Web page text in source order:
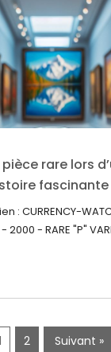
rare lors
la Monnaie
Variété « P »
: CURRENCY-
2000 - RARE "P"
2 Suivant »